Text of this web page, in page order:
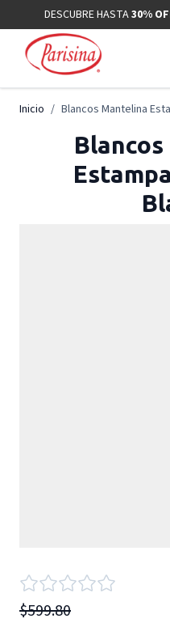
Ir al contenidoDESCUBRE HASTA30%
Inicio / Blancos Mantelina
$599.80